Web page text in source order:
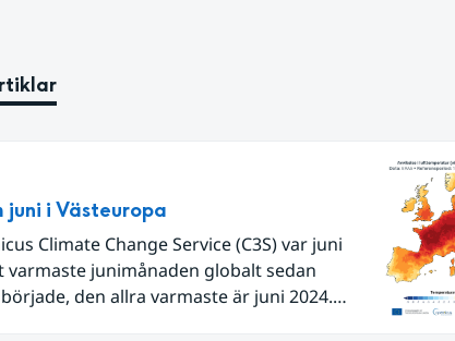
juni i Västeuropa
Climate Change Service (C3S) var juni
varmaste junimånaden globalt sedan
den allra varmaste är juni 2024.